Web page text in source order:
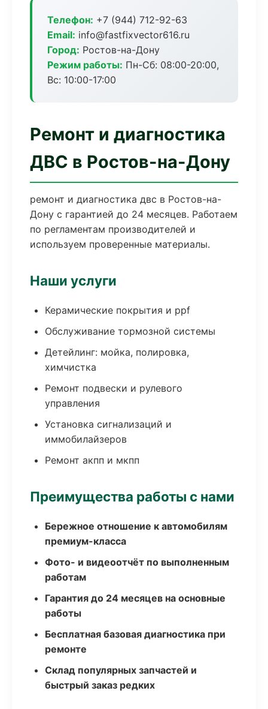
Телефон: +7 (944) 712-92-63
Email: info@fastfixvector616.ru
Город: Ростов-на-Дону
Режим работы: Пн-Сб: 08:00-20:00,
Вс: 10:00-17:00
Ремонт и диагностика
ДВС в Ростов-на-Дону
ремонт и диагностика двс в Ростов-на-
Дону с гарантией до 24 месяцев. Работаем
по регламентам производителей и
используем проверенные материалы.
Наши услуги
Керамические покрытия и ppf
Обслуживание тормозной системы
Детейлинг: мойка, полировка,
химчистка
Ремонт подвески и рулевого
управления
Установка сигнализаций и
иммобилайзеров
Ремонт акпп и мкпп
Преимущества работы с нами
Бережное отношение к автомобилям
премиум-класса
Фото- и видеоотчёт по выполненным
работам
Гарантия до 24 месяцев на основные
работы
Бесплатная базовая диагностика при
ремонте
Склад популярных запчастей и
быстрый заказ редких